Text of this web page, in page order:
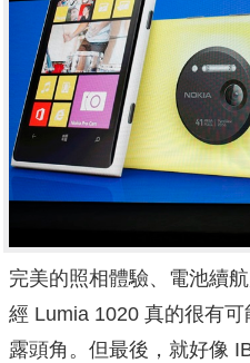
完美的照相體驗、電池續
經 Lumia 1020 真的很有
露頭角。但最後，就好像